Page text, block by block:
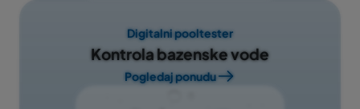
Digitalni pooltester
Kontrola bazenske vode
Pogledaj ponudu